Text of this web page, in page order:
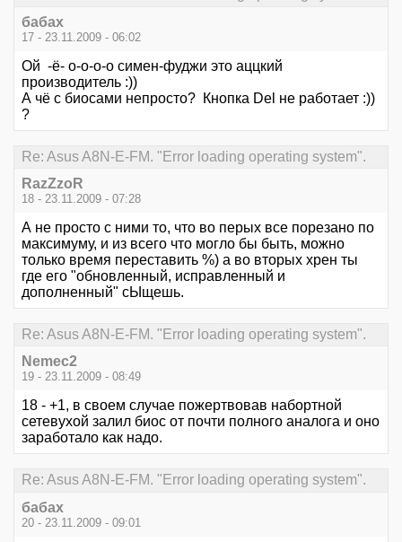
бабах
17 - 23.11.2009 - 06:02
Ой -ё- о-о-о-о симен-фуджи это аццкий
производитель :))
А чё с биосами непросто? Кнопка Del не работает :))
?
Re: Asus A8N-E-FM. "Error loading operating system".
RazZzoR
18 - 23.11.2009 - 07:28
А не просто с ними то, что во перых все порезано по
максимуму, и из всего что могло бы быть, можно
только время переставить %) а во вторых хрен ты
где его "обновленный, исправленный и
дополненный" сЫщешь.
Re: Asus A8N-E-FM. "Error loading operating system".
Nemec2
19 - 23.11.2009 - 08:49
18 - +1, в своем случае пожертвовав набортной
сетевухой залил биос от почти полного аналога и оно
заработало как надо.
Re: Asus A8N-E-FM. "Error loading operating system".
бабах
20 - 23.11.2009 - 09:01